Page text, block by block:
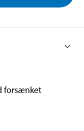
forsænket